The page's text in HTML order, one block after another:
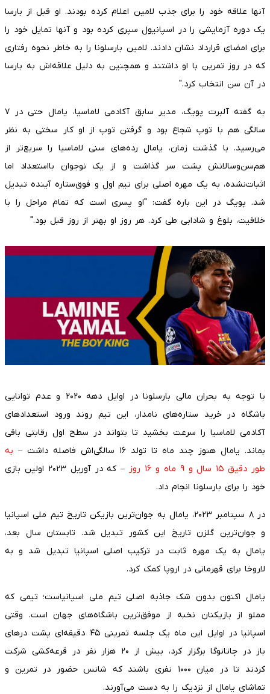
آنها علاقه خود را برای جذب لامین اعلام کرده بودند. او قبل از بارسا
یک دوره آزمایشی را در اسپانیول سپری کرده بود و آنها تمایل خود را
برای امضای قرارداد نشان دادند. لامین بارسلونا را به خاطر نحوه رفتاری
که در روز تمرین با او داشتند و همچنین به دلیل علاقه‌اش به بارسا
در آن سن انتخاب کرد."
به گفته آلبرت پویگ، مدیر سابق آکادمی لاماسیا، یامال حتی در ۷
سالگی هم با توپ شجاع بود و گرفتن توپ از او کار سختی به نظر
می‌رسید. با گذشت زمان، یامال رده‌های سنی لاماسیا را سریع‌تر از
هم‌سن‌وسالانش پشت سر گذاشت و از یک نوجوان بااستعداد اما
اثبات‌نشده، به یک مهره اصلی برای تیم اول و فوق‌ستاره آینده تبدیل
شد. پویگ در این باره گفت: "او پسری است که تمام مراحل را با
خلاقیت، بلوغ و شادابی طی کرد. هر روز او بهتر از روز قبل بود."
با توجه به بحران مالی بارسلونا در اوایل دهه ۲۰۲۰ و عدم توانایی
باشگاه در خرید ستاره‌های نامدار، این تیم روند ورود استعدادهای
آکادمی لاماسیا را سرعت بخشید تا بتواند در سطح اول رقابتی باقی
بماند. یامال هنوز چند ماه تا تولد ۱۶ سالگی‌اش فاصله داشت –
به
طور دقیق ۱۵ سال و ۹ ماه و ۱۶ روز
– که در آوریل ۲۰۲۳ اولین بازی
خود را برای بارسلونا انجام داد.
در ۸ سپتامبر ۲۰۲۳، یامال به جوان‌ترین بازیکن تاریخ تیم ملی اسپانیا
و جوان‌ترین گلزن تاریخ این کشور تبدیل شد. تابستان سال بعد،
یامال به یک مهره ثابت در ترکیب اصلی اسپانیا تبدیل شد و به
لاروخا برای قهرمانی در اروپا کمک کرد.
یامال اکنون بدون شک جاذبه اصلی تیم ملی اسپانیاست؛ تیمی که
مملو از بازیکنان نخبه از موفق‌ترین باشگاه‌های جهان است. وقتی
اسپانیا در اوایل این ماه یک جلسه تمرینی ۴۵ دقیقه‌ای پشت درهای
باز در چاتانوگا برگزار کرد، بیش از ۲۰ هزار نفر در قرعه‌کشی شرکت
کردند تا در میان ۱۰۰۰ نفری باشند که شانس حضور در تمرین و
تماشای یامال از نزدیک را به دست می‌آورند.